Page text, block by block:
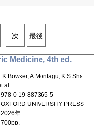
次 最後
Medicine, 4th ed.
A.Montagu, K.S.Sha
al.
978-0-19-887365-5
OXFORD UNIVERSITY PRESS
2026年
700pp.